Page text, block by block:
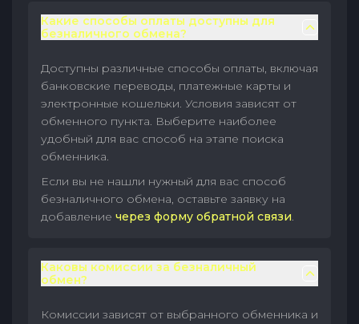
Какие способы оплаты доступны для
безналичного обмена?
Доступны различные способы оплаты, включая
банковские переводы, платежные карты и
электронные кошельки. Условия зависят от
обменного пункта. Выберите наиболее
удобный для вас способ на этапе поиска
обменника.
Если вы не нашли нужный для вас способ
безналичного обмена, оставьте заявку на
добавление через форму обратной связи.
Каковы комиссии за безналичный
обмен?
Комиссии зависят от выбранного обменника и